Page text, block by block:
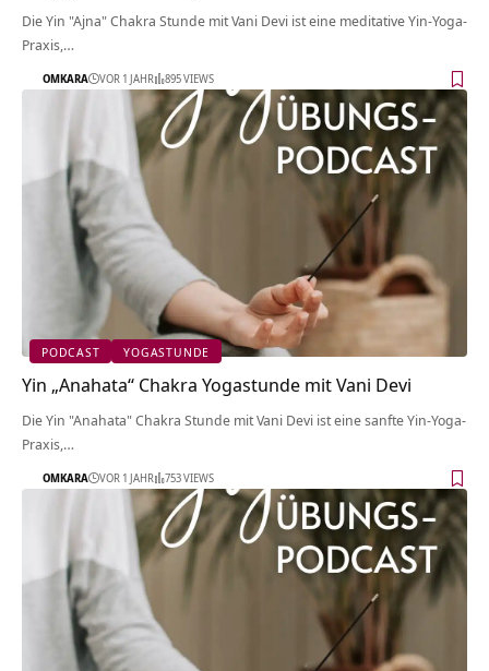
Die Yin "Ajna" Chakra Stunde mit Vani Devi ist eine meditative Yin-Yoga-
Praxis,…
OMKARA VOR 1 JAHR 895 VIEWS
PODCAST YOGASTUNDE
Yin „Anahata“ Chakra Yogastunde mit Vani Devi
Die Yin "Anahata" Chakra Stunde mit Vani Devi ist eine sanfte Yin-Yoga-
Praxis,…
OMKARA VOR 1 JAHR 753 VIEWS